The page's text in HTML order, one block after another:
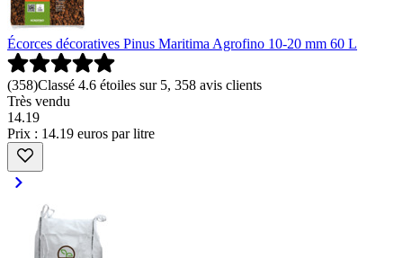
Écorces décoratives Pinus Maritima Agrofino 10-20 mm 60 L
(358)Classé 4.6 étoiles sur 5, 358 avis clients
Très vendu
14.19
Prix : 14.19 euros par litre